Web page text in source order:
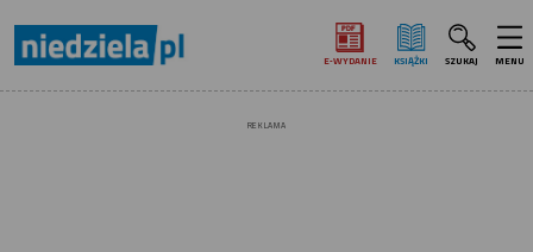
E‑WYDANIE KSIĄŻKI SZUKAJ MENU
REKLAMA